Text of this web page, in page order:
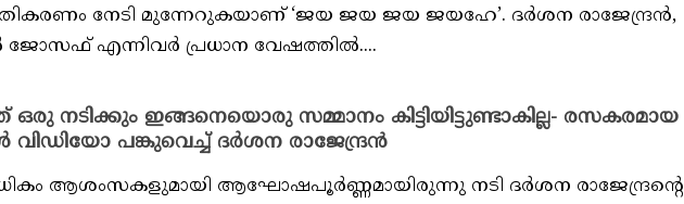
നേടി മുന്നേറുകയാണ് ‘ജയ ജയ ജയ ജയഹേ’. ദർശന രാജേന്ദ്രൻ,
എന്നിവർ പ്രധാന വേഷത്തിൽ....
നടിക്കും ഇങ്ങനെയൊരു സമ്മാനം കിട്ടിയിട്ടുണ്ടാകില്ല- രസകരമായ
വിഡിയോ പങ്കുവെച്ച് ദർശന രാജേന്ദ്രൻ
ആശംസകളുമായി ആഘോഷപൂർണ്ണമായിരുന്നു നടി ദർശന രാജേന്ദ്രന്റെ